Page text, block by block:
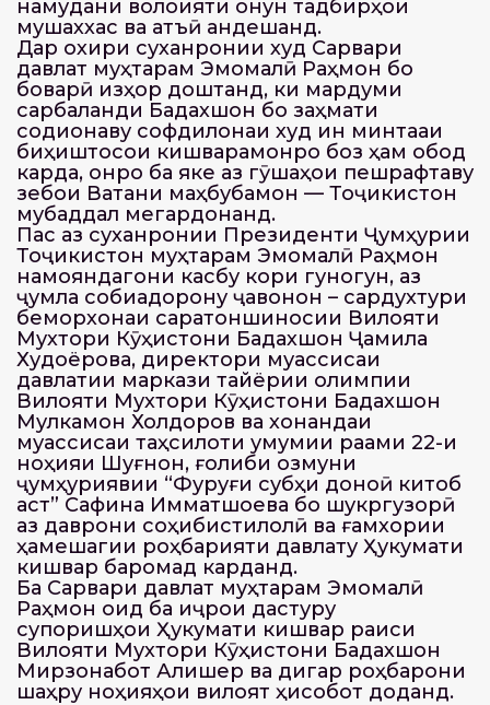
намудани волоияти қонун тадбирҳои
мушаххас ва қатъӣ андешанд.
Дар охири суханронии худ Сарвари
давлат муҳтарам Эмомалӣ Раҳмон бо
боварӣ изҳор доштанд, ки мардуми
сарбаланди Бадахшон бо заҳмати
содиқонаву софдилонаи худ ин минтақаи
биҳиштосои кишварамонро боз ҳам обод
карда, онро ба яке аз гӯшаҳои пешрафтаву
зебои Ватани маҳбубамон — Тоҷикистон
мубаддал мегардонанд.
Пас аз суханронии Президенти Ҷумҳурии
Тоҷикистон муҳтарам Эмомалӣ Раҳмон
намояндагони касбу кори гуногун, аз
ҷумла собиқадорону ҷавонон – сардухтури
беморхонаи саратоншиносии Вилояти
Мухтори Кӯҳистони Бадахшон Ҷамила
Худоёрова, директори муассисаи
давлатии маркази тайёрии олимпии
Вилояти Мухтори Кӯҳистони Бадахшон
Мулкамон Холдоров ва хонандаи
муассисаи таҳсилоти умумии рақами 22-и
ноҳияи Шуғнон, ғолиби озмуни
ҷумҳуриявии “Фуруғи субҳи доноӣ китоб
аст” Сафина Имматшоева бо шукргузорӣ
аз даврони соҳибистиқлолӣ ва ғамхории
ҳамешагии роҳбарияти давлату Ҳукумати
кишвар баромад карданд.
Ба Сарвари давлат муҳтарам Эмомалӣ
Раҳмон оид ба иҷрои дастуру
супоришҳои Ҳукумати кишвар раиси
Вилояти Мухтори Кӯҳистони Бадахшон
Мирзонабот Алишер ва дигар роҳбарони
шаҳру ноҳияҳои вилоят ҳисобот доданд.